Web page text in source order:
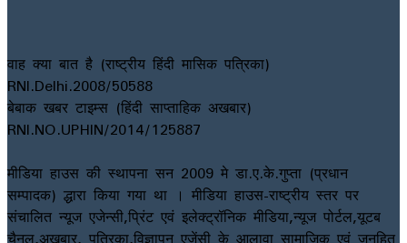
वाह क्या बात है (राष्ट्रीय हिंदी मासिक पत्रिका)
RNI.Delhi.2008/50588
बेबाक खबर टाइम्स (हिंदी साप्ताहिक अखबार)
RNI.NO.UPHIN/2014/125887
मीडिया हाउस की स्थापना सन 2009 मे डा.ए.के.गुप्ता (प्रधान
सम्पादक) द्धारा किया गया था । मीडिया हाउस-राष्ट्रीय स्तर पर
संचालित न्यूज एजेन्सी,प्रिंट एवं इलेक्ट्रॉनिक मीडिया,न्यूज पोर्टल,यूटब